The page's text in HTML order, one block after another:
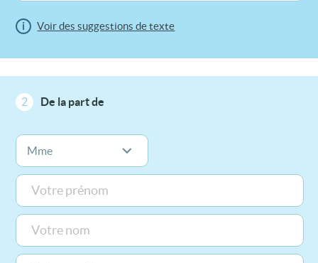
i Voir des suggestions de texte
2 De la part de